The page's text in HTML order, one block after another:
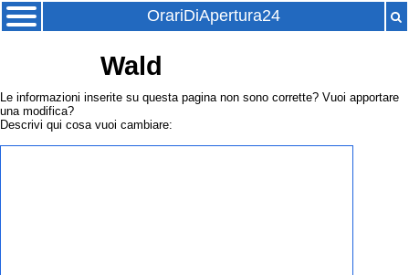
OrariDiApertura24
Wald
Le informazioni inserite su questa pagina non sono corrette? Vuoi apportare
una modifica?
Descrivi qui cosa vuoi cambiare: